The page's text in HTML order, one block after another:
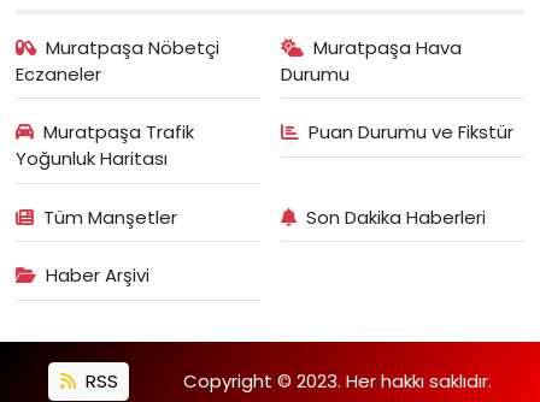
Muratpaşa Nöbetçi
Eczaneler
Muratpaşa Hava
Durumu
Muratpaşa Trafik
Yoğunluk Haritası
Puan Durumu ve Fikstür
Tüm Manşetler Son Dakika Haberleri
Haber Arşivi
RSS Copyright © 2023. Her hakkı saklıdır.